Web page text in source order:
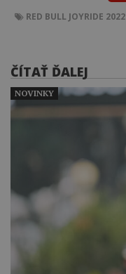
RED BULL JOYRIDE 2022
ČÍTAŤ ĎALEJ
NOVINKY